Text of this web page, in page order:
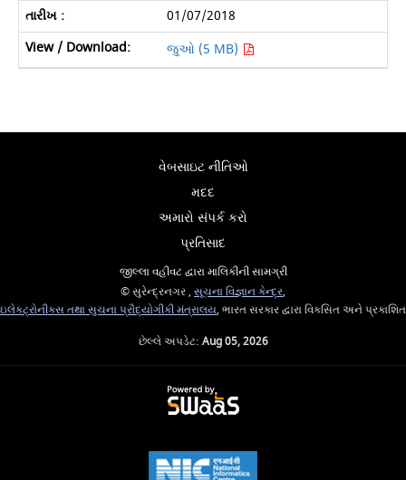
01/07/2018
જુઓ (5 MB)
વેબસાઇટ નીતિઓ
મદદ
અમારો સંપર્ક કરો
પ્રતિસાદ
જીલ્લા વહીવટ દ્વારા માલિકીની સામગ્રી
© સુરેન્દ્રનગર , સૂચના વિજ્ઞાન કેન્દ્ર,
ઇલેક્ટ્રોનીક્સ તથા સુચના પ્રૌદ્યોગીકી મંત્રાલય, ભારત સરકાર દ્વારા વિકસિત અને પ્રકાશિત
છેલ્લે અપડેટ: Aug 05, 2026